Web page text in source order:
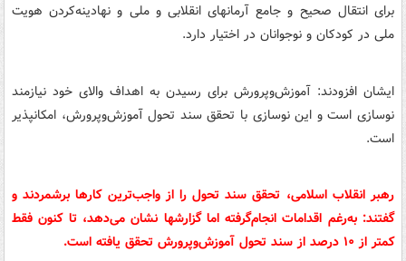
برای انتقال صحیح و جامع آرمانهای انقلابی و ملی و نهادینه‌کردن هویت
ملی در کودکان و نوجوانان در اختیار دارد.
ایشان افزودند: آموزش‌وپرورش برای رسیدن به اهداف والای خود نیازمند
نوسازی است و این نوسازی با تحقق سند تحول آموزش‌وپرورش، امکانپذیر
است.
رهبر انقلاب اسلامی، تحقق سند تحول را از واجب‌ترین کارها برشمردند و
گفتند: به‌رغم اقدامات انجام‌گرفته اما گزارشها نشان می‌دهد، تا کنون فقط
کمتر از ۱۰ درصد از سند تحول آموزش‌وپرورش تحقق یافته است.